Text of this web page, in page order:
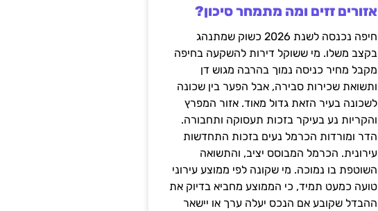
אזורים זזים ומה מתמחר סיכון?
חיפה נכנסה לשנת 2026 כשוק שמתנהג
בקצב משלו. מי ששוקל דירות להשקעה בחיפה
מקבל מחיר כניסה נמוך בהרבה מגוש דן
ותשואת שכירות סבירה, אבל הפער בין שכונה
לשכונה בעיר הזאת גדול מאוד. אזור המפרץ
והקריות נע בעיקר בזכות תעסוקה ותחבורה.
הדר ומורדות הכרמל נעים בזכות התחדשות
עירונית. הכרמל המבוסס יציב, והתשואה
השוטפת בו נמוכה. מי שקונה לפי ממוצע עירוני
טועה כמעט תמיד, כי הממוצע מחביא בדיוק את
ההבדל שקובע אם הנכס יעלה ערך או יישאר